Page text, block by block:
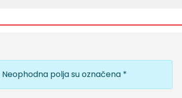
Neophodna polja su označena *